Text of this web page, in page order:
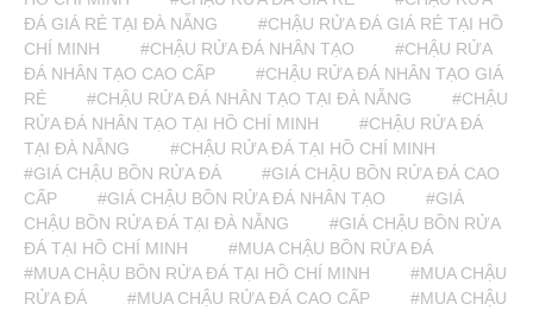
ĐÁ GIÁ RẺ TẠI ĐÀ NẴNG
#CHẬU RỬA ĐÁ GIÁ RẺ TẠI HỒ
CHÍ MINH
#CHẬU RỬA ĐÁ NHÂN TẠO
#CHẬU RỬA
ĐÁ NHÂN TẠO CAO CẤP
#CHẬU RỬA ĐÁ NHÂN TẠO GIÁ
RẺ
#CHẬU RỬA ĐÁ NHÂN TẠO TẠI ĐÀ NẴNG
#CHẬU
RỬA ĐÁ NHÂN TẠO TẠI HỒ CHÍ MINH
#CHẬU RỬA ĐÁ
TẠI ĐÀ NẴNG
#CHẬU RỬA ĐÁ TẠI HỒ CHÍ MINH
#GIÁ CHẬU BỒN RỬA ĐÁ
#GIÁ CHẬU BỒN RỬA ĐÁ CAO
CẤP
#GIÁ CHẬU BỒN RỬA ĐÁ NHÂN TẠO
#GIÁ
CHẬU BỒN RỬA ĐÁ TẠI ĐÀ NẴNG
#GIÁ CHẬU BỒN RỬA
ĐÁ TẠI HỒ CHÍ MINH
#MUA CHẬU BỒN RỬA ĐÁ
#MUA CHẬU BỒN RỬA ĐÁ TẠI HỒ CHÍ MINH
#MUA CHẬU
RỬA ĐÁ
#MUA CHẬU RỬA ĐÁ CAO CẤP #MUA CHẬU